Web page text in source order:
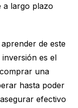
a largo plazo
de este
es el
una
hasta poder
efectivo